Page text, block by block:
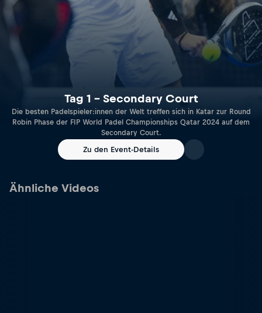
Tag 1 – Secondary Court
Die besten Padelspieler:innen der Welt treffen sich in Katar zur Round
Robin Phase der FIP World Padel Championships Qatar 2024 auf dem
Secondary Court.
Zu den Event-Details
Ähnliche Videos